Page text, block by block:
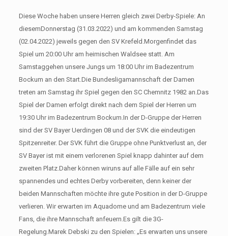
Diese Woche haben unsere Herren gleich zwei Derby-Spiele: An
diesemDonnerstag (31.03.2022) und am kommenden Samstag
(02.04.2022) jeweils gegen den SV Krefeld.Morgenfindet das
Spiel um 20:00 Uhr am heimischen Waldsee statt. Am
Samstaggehen unsere Jungs um 18:00 Uhr im Badezentrum
Bockum an den Start.Die Bundesligamannschaft der Damen
treten am Samstag ihr Spiel gegen den SC Chemnitz 1982 an.Das
Spiel der Damen erfolgt direkt nach dem Spiel der Herren um
19:30 Uhr im Badezentrum Bockum.In der D-Gruppe der Herren
sind der SV Bayer Uerdingen 08 und der SVK die eindeutigen
Spitzenreiter. Der SVK führt die Gruppe ohne Punktverlust an, der
SV Bayer ist mit einem verlorenen Spiel knapp dahinter auf dem
zweiten Platz.Daher können wiruns auf alle Fälle auf ein sehr
spannendes und echtes Derby vorbereiten, denn keiner der
beiden Mannschaften möchte ihre gute Position in der D-Gruppe
verlieren. Wir erwarten im Aquadome und am Badezentrum viele
Fans, die ihre Mannschaft anfeuern.Es gilt die 3G-
Regelung.Marek Debski zu den Spielen: „Es erwarten uns unsere